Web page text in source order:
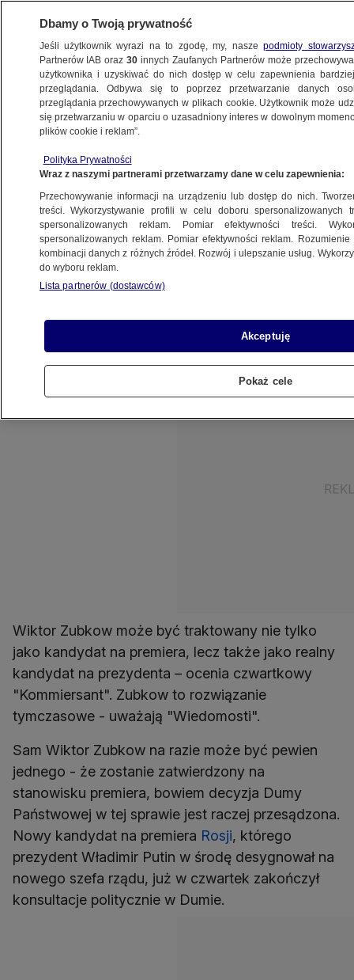
ŚWIAT
13.09.2007, 10:33Aktualizacja: 13.09.2007, 16:00
Udostępnij
- Jeśli coś osiągnę na stanowisku premiera, to
niewykluczone, że tak się stanie - powiedział
Wiktor Zubkow zapytany, czy będzie
komentatorzy różnią się w ocenach środowych
zmian na szczytach władzy w Moskwie.
Wiktor Zubkow może być traktowany nie tylko
jako kandydat na premiera, lecz także jako realny
kandydat na prezydenta – ocenia czwartkowy
"Kommiersant". Zubkow to rozwiązanie
tymczasowe - uważają "Wiedomosti".
Sam Wiktor Zubkow na razie może być pewien
jednego - że zostanie zatwierdzony na
stanowisku premiera, bowiem decyzja Dumy
Państwowej w tej sprawie jest raczej przesądzona.
Nowy kandydat na premiera Rosji, którego
prezydent Władimir Putin w środę desygnował na
nowego szefa rządu, już w czwartek zakończył
konsultacje politycznie w Dumie.
Dbamy o Twoją prywatność
Jeśli użytkownik wyrazi na to zgodę, my, naszepodmioty
Partnerów IAB oraz30 innych Zaufanych Partnerów może
użytkownika i uzyskiwać do nich dostęp w celu zapewnienia
przeglądania. Odbywa się to poprzez przetwarzanie danych
przeglądania przechowywanych w plikach cookie. Użytkownik może
się przetwarzaniu w oparciu o uzasadniony interes w dowolnym
plików cookie i reklam”.
Polityka Prywatności
Wraz z naszymi partnerami przetwarzamy dane w celu zapewnienia:
Przechowywanie informacji na urządzeniu lub dostęp do nich.
treści. Wykorzystywanie profili w celu doboru spersonalizowanych
spersonalizowanych reklam. Pomiar efektywności treści.
spersonalizowanych reklam. Pomiar efektywności reklam.
kombinacji danych z różnych źródeł. Rozwój i ulepszanie usług.
do wyboru reklam.
Lista partnerów (dostawców)
Akceptuję
Pokaż cele